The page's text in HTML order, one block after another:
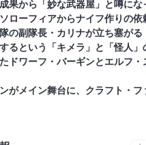
果から「妙な武器屋」と噂にな
ローフィアからナイフ作りの依
の副隊長・カリナが立ち塞がる
るという「キメラ」と「怪人」
ドワーフ・バーギンとエルフ・
がメイン舞台に、クラフト・フ